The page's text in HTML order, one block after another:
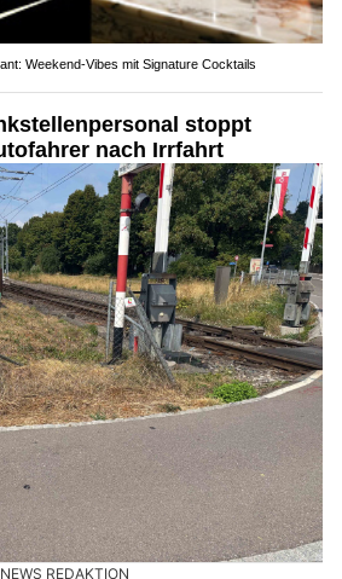
Weekend-Vibes mit Signature Cocktails
stoppt
nach Irrfahrt
REDAKTION